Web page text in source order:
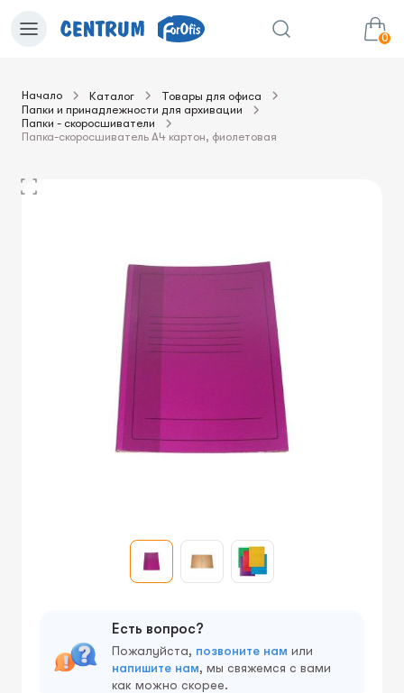
0
в корзину Сумма:
Начало Каталог
Товары для офиса
Папки и принадлежности для архивации
Папки - скоросшиватели
Папка-скоросшиватель А4 картон, фиолетовая
Есть вопрос?
Пожалуйста, позвоните нам или
напишите нам, мы свяжемся с вами
как можно скорее.